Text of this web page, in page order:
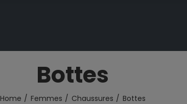
Bottes
Home Femmes Chaussures Bottes